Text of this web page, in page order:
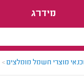
מידרג
מוצרי חשמל מומלצים>